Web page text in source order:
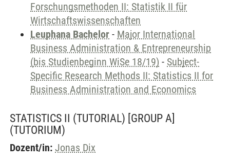
Forschungsmethoden II: Statistik II für
Wirtschaftswissenschaften
Leuphana Bachelor - Major International
Business Administration & Entrepreneurship
(bis Studienbeginn WiSe 18/19) - Subject-
Specific Research Methods II: Statistics II for
Business Administration and Economics
STATISTICS II (TUTORIAL) [GROUP A]
(TUTORIUM)
Dozent/in: Jonas Dix